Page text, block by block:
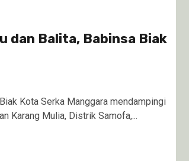
dan Balita, Babinsa Biak
Kota Serka Manggara mendampingi
Karang Mulia, Distrik Samofa,...